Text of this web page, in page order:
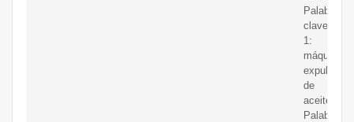
Palabras
clave
1:
máquina
expulsora
de
aceite;
Palabras